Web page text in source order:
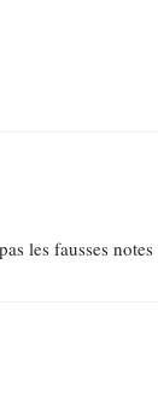
les fausses